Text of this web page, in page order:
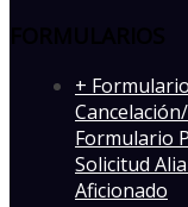
+
Formulario
Solicitud
Aficionado